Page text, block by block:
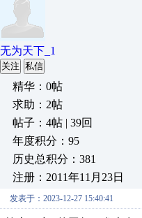
无为天下_1
关注 私信
精华：0帖
求助：2帖
帖子：4帖 | 39回
年度积分：95
历史总积分：381
注册：2011年11月23日
发表于：2023-12-27 15:40:41